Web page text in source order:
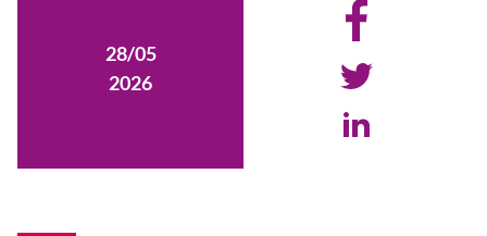
28/05
2026